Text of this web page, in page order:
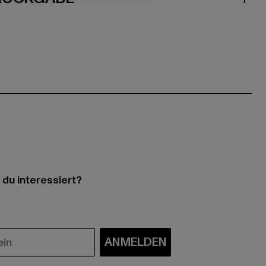
interessiert?
ANMELDEN